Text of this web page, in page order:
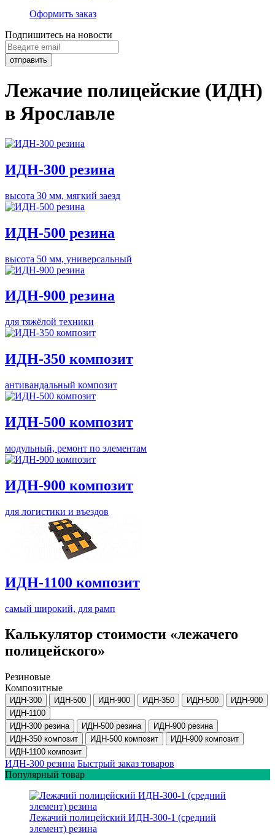
Оформить заказ
Подпишитесь на новости
Лежачие полицейские (ИДН)
в Ярославле
ИДН-300 резина
высота 30 мм, мягкий заезд
ИДН-500 резина
высота 50 мм, универсальный
ИДН-900 резина
для тяжёлой техники
ИДН-350 композит
антивандальный композит
ИДН-500 композит
модульный, ремонт по элементам
ИДН-900 композит
для логистики и въездов
ИДН-1100 композит
самый широкий, для рамп
Калькулятор стоимости «лежачего
полицейского»
Резиновые
Композитные
ИДН-300 ИДН-500 ИДН-900 ИДН-350 ИДН-500
ИДН-900
ИДН-1100
ИДН-300 резина
ИДН-500 резина
ИДН-900 резина
ИДН-350 композит
ИДН-500 композит
ИДН-900 композит
ИДН-1100 композит
ИДН-300 резина Быстрый заказ товаров
Популярный товар
Лежачий полицейский ИДН-300-1 (средний
элемент) резина